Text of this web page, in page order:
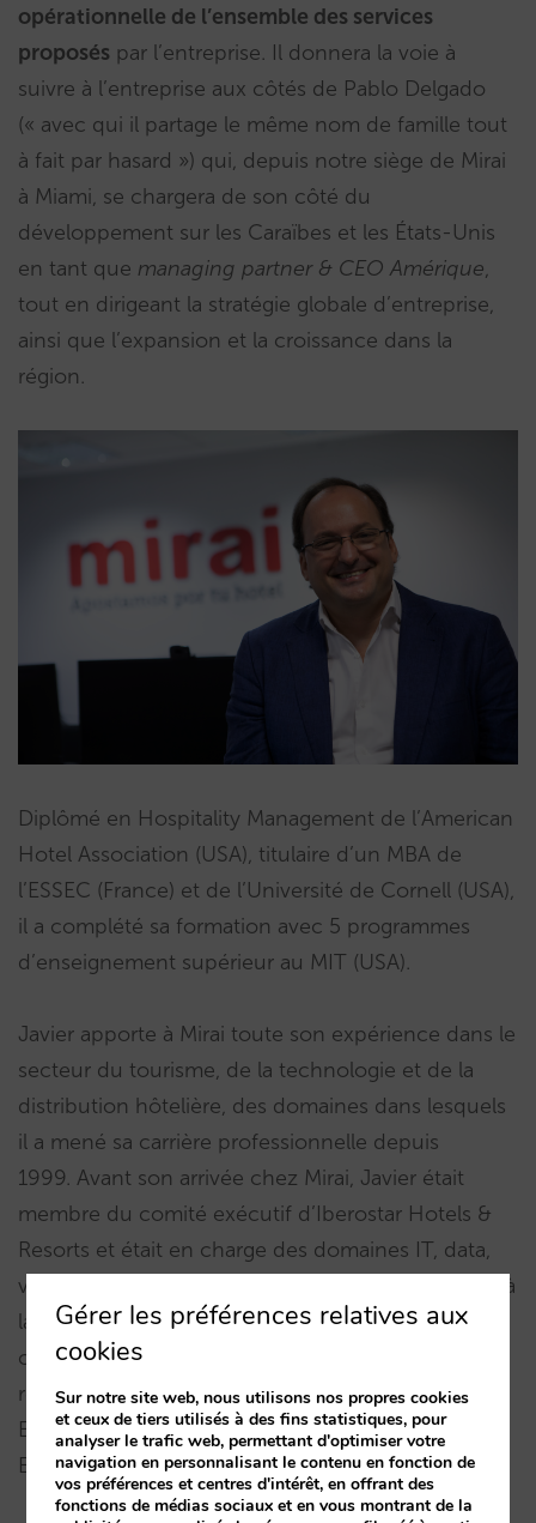
opérationnelle de l’ensemble des services
proposés par l’entreprise. Il donnera la voie à
suivre à l’entreprise aux côtés de Pablo Delgado
(« avec qui il partage le même nom de famille tout
à fait par hasard ») qui, depuis notre siège de Mirai
à Miami, se chargera de son côté du
développement sur les Caraïbes et les États-Unis
en tant que managing partner & CEO Amérique,
tout en dirigeant la stratégie globale d’entreprise,
ainsi que l’expansion et la croissance dans la
région.
Diplômé en Hospitality Management de l’American
Hotel Association (USA), titulaire d’un MBA de
l’ESSEC (France) et de l’Université de Cornell (USA),
il a complété sa formation avec 5 programmes
d’enseignement supérieur au MIT (USA).
Javier apporte à Mirai toute son expérience dans le
secteur du tourisme, de la technologie et de la
distribution hôtelière, des domaines dans lesquels
il a mené sa carrière professionnelle depuis
1999. Avant son arrivée chez Mirai, Javier était
membre du comité exécutif d’Iberostar Hotels &
Resorts et était en charge des domaines IT, data,
ventes et marketing. il a occupé différents postes à
la direction Vertical Search de la branche Travel
chez Google pendant 7 ans, en charge de sa
rentabilité et de sa croissance, ainsi que chez
Expedia, où il a dirigé différentes équipes en
Espagne et en Italie pendant huit ans.
Gérer les préférences relatives aux
cookies
Sur notre site web, nous utilisons nos propres cookies
et ceux de tiers utilisés à des fins statistiques, pour
analyser le trafic web, permettant d'optimiser votre
navigation en personnalisant le contenu en fonction de
vos préférences et centres d'intérêt, en offrant des
fonctions de médias sociaux et en vous montrant de la